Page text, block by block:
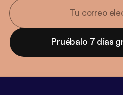
Pruébalo 7 días